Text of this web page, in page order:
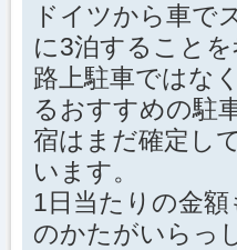
ドイツから車で
に3泊することを
路上駐車ではな
るおすすめの駐
宿はまだ確定し
います。
1日当たりの金
のかたがいらっ